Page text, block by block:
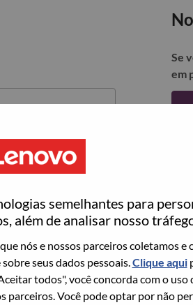
semelhantes para
além de analisar nosso
nós e nossos parceiros coletamos e
seus dados pessoais.Clique aqui
todos", você concorda com o uso
Você pode optar por não
mail salvo em nosso
Se
em